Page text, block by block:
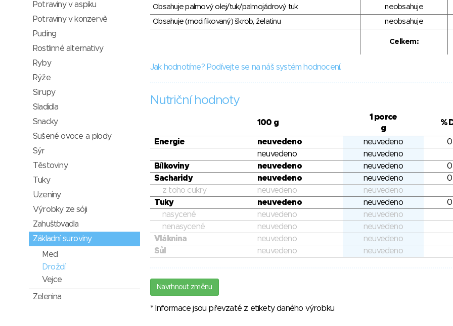
Obsahuje palmový olej/tuk/palmojádrový tuk
neobsahuje
Obsahuje (modifikovaný) škrob, želatinu
neobsahuje
Celkem:
Jak hodnotíme? Podívejte se na náš systém hodnocení.
Nutriční hodnoty
100 g
1 porce
g
%
Energie neuvedeno neuvedeno
0
neuvedeno
neuvedeno
Bílkoviny
neuvedeno neuvedeno
0
Sacharidy
neuvedeno neuvedeno
0
z toho cukry
neuvedeno
neuvedeno
Tuky
neuvedeno neuvedeno
0
nasycené
neuvedeno
neuvedeno
nenasycené
neuvedeno
neuvedeno
Vláknina
neuvedeno
neuvedeno
Sůl
neuvedeno neuvedeno
Navrhnout změnu
* Informace jsou převzaté z etikety daného výrobku
Potraviny v aspiku
Potraviny v konzervě
Puding
Rostlinné alternativy
Ryby
Rýže
Sirupy
Sladidla
Snacky
Sušené ovoce a plody
Sýr
Těstoviny
Tuky
Uzeniny
Výrobky ze sóji
Zahušťovadla
Základní suroviny
Med
Droždí
Vejce
Zelenina